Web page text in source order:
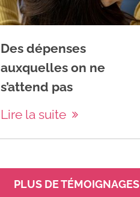
Des dépenses
auxquelles on ne
s’attend pas
Lire la suite
PLUS DE TÉMOIGNAGES